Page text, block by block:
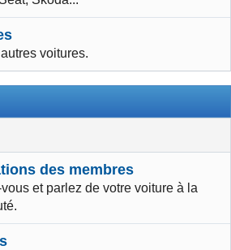
voitures.
des membres
et parlez de votre voiture à la